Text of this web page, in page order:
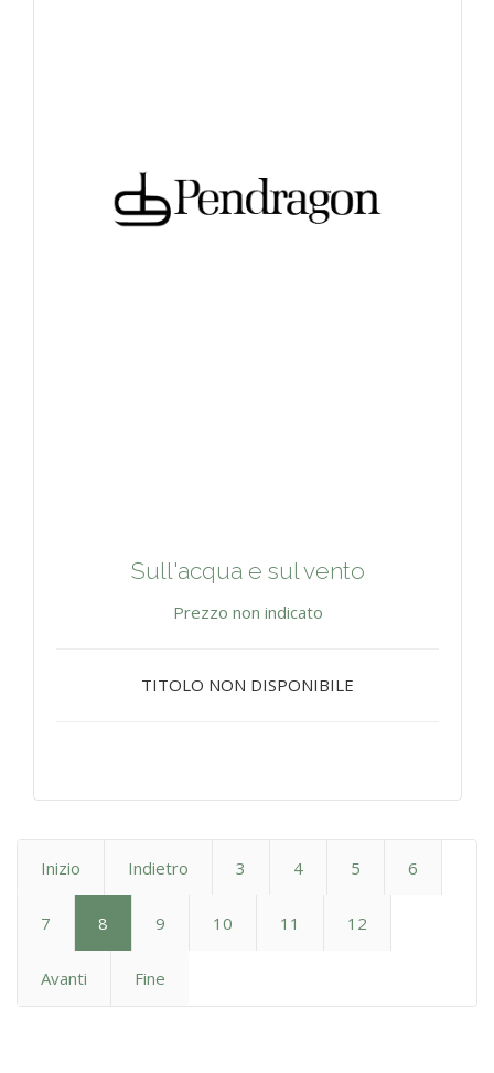
Sull'acqua e sul vento
Prezzo non indicato
TITOLO NON DISPONIBILE
Inizio Indietro 3 4 5 6
7 8 9 10 11 12
Avanti Fine